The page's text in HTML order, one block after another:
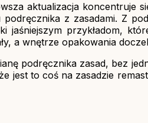
aktualizacja koncentruje
z zasadami. Z
jaśniejszym przykładom,
a wnętrze opakowania
podręcznika zasad, bez
jest to coś na zasadzie